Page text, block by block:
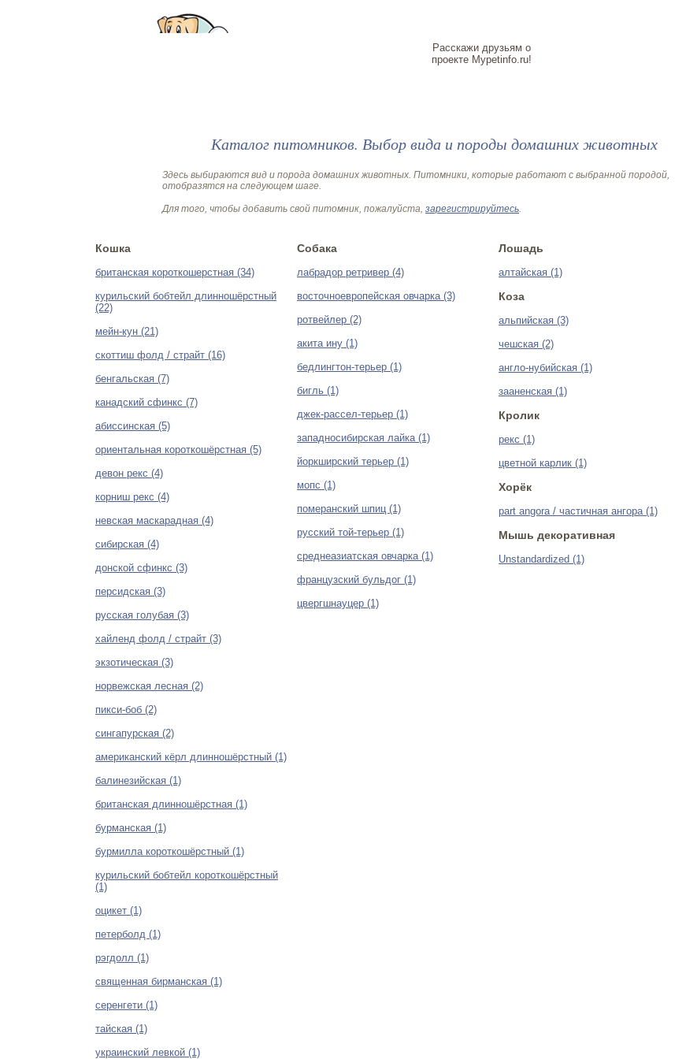
Расскажи друзьям о
проекте Mypetinfo.ru!
Каталог питомников. Выбор вида и породы домашних животных
Здесь выбираются вид и порода домашних животных. Питомники, которые работают с выбранной породой,
отобразятся на следующем шаге.
Для того, чтобы добавить свой питомник, пожалуйста, зарегистрируйтесь.
Кошка
британская короткошерстная (34)
курильский бобтейл длинношёрстный
(22)
мейн-кун (21)
скоттиш фолд / страйт (16)
бенгальская (7)
канадский сфинкс (7)
абиссинская (5)
ориентальная короткошёрстная (5)
девон рекс (4)
корниш рекс (4)
невская маскарадная (4)
сибирская (4)
донской сфинкс (3)
персидская (3)
русская голубая (3)
хайленд фолд / страйт (3)
экзотическая (3)
норвежская лесная (2)
пикси-боб (2)
сингапурская (2)
американский кёрл длинношёрстный (1)
балинезийская (1)
британская длинношёрстная (1)
бурманская (1)
бурмилла короткошёрстный (1)
курильский бобтейл короткошёрстный
(1)
оцикет (1)
петерболд (1)
рэгдолл (1)
священная бирманская (1)
серенгети (1)
тайская (1)
украинский левкой (1)
Собака
лабрадор ретривер (4)
восточноевропейская овчарка (3)
ротвейлер (2)
акита ину (1)
бедлингтон-терьер (1)
бигль (1)
джек-рассел-терьер (1)
западносибирская лайка (1)
йоркширский терьер (1)
мопс (1)
померанский шпиц (1)
русский той-терьер (1)
среднеазиатская овчарка (1)
французский бульдог (1)
цвергшнауцер (1)
Лошадь
алтайская (1)
Коза
альпийская (3)
чешская (2)
англо-нубийская (1)
зааненская (1)
Кролик
рекс (1)
цветной карлик (1)
Хорёк
part angora / частичная ангора (1)
Мышь декоративная
Unstandardized (1)